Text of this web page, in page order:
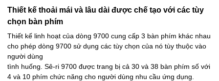
Thiết kế thoải mái và lâu dài được chế tạo với các tùy
chọn bàn phím
Thiết kế linh hoạt của dòng 9700 cung cấp 3 bàn phím khác nhau
cho phép dòng 9700 sử dụng các tùy chọn của nó tùy thuộc vào
người dùng
tình huống. Sê-ri 9700 được trang bị cả 30 và 38 bàn phím số với
4 và 10 phím chức năng cho người dùng nhu cầu ứng dụng.